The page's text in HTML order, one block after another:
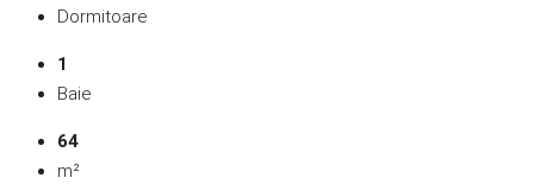
Dormitoare
1
Baie
64
m²